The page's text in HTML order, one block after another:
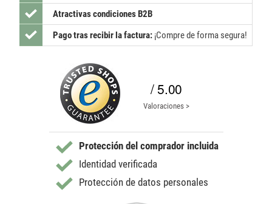
Atractivas condiciones B2B
Pago tras recibir la factura: ¡Compre de forma segura!
/ 5.00
Valoraciones >
Protección del comprador incluida
Identidad verificada
Protección de datos personales